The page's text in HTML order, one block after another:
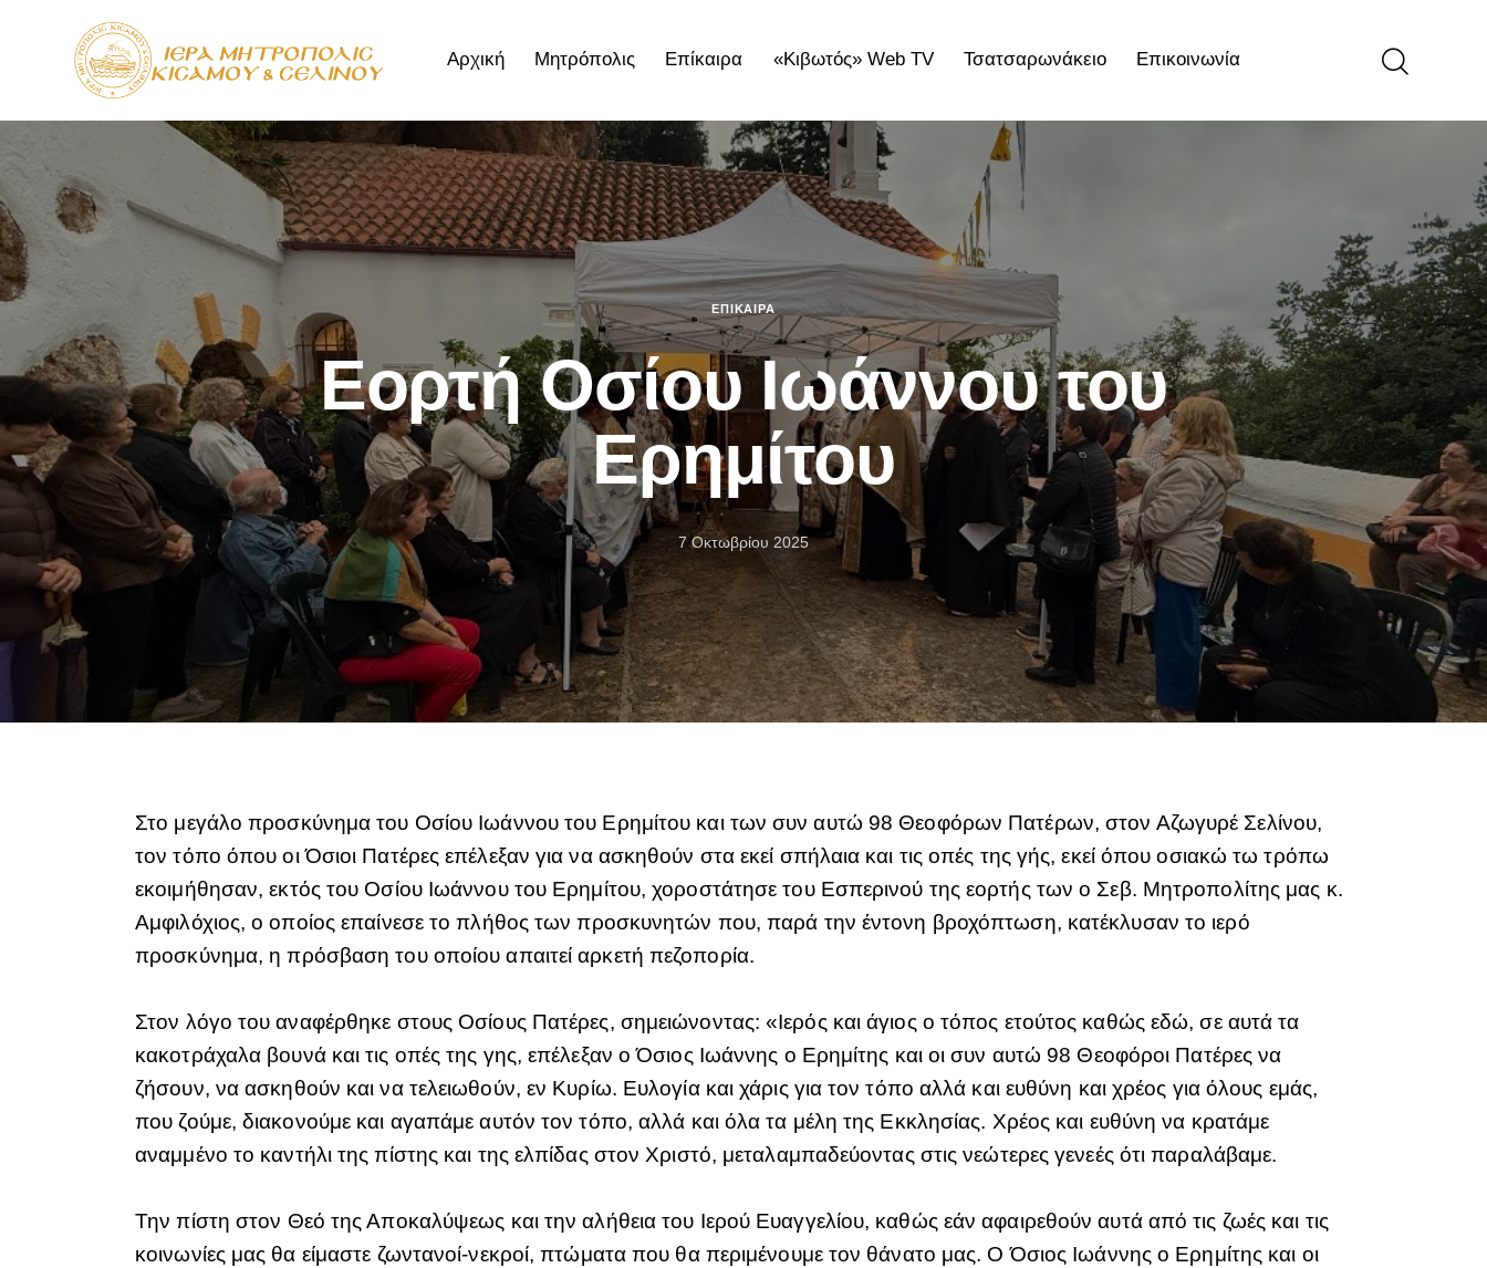
Αρχική Μητρόπολις Επίκαιρα «Κιβωτός» Web TV Τσατσαρωνάκειο Επικοινωνία
Αρχική Μητρόπολις Επίκαιρα «Κιβωτός» Web TV Τσατσαρωνάκειο
ΕΠΊΚΑΙΡΑ
Εορτή Οσίου Ιωάννου του
Ερημίτου
7 Οκτωβρίου 2025
Στο μεγάλο προσκύνημα του Οσίου Ιωάννου του Ερημίτου και των συν αυτώ 98 Θεοφόρων Πατέρων, στον Αζωγυρέ Σελίνου,
τον τόπο όπου οι Όσιοι Πατέρες επέλεξαν για να ασκηθούν στα εκεί σπήλαια και τις οπές της γής, εκεί όπου οσιακώ τω τρόπω
εκοιμήθησαν, εκτός του Οσίου Ιωάννου του Ερημίτου, χοροστάτησε του Εσπερινού της εορτής των ο Σεβ. Μητροπολίτης μας κ.
Αμφιλόχιος, ο οποίος επαίνεσε το πλήθος των προσκυνητών που, παρά την έντονη βροχόπτωση, κατέκλυσαν το ιερό
προσκύνημα, η πρόσβαση του οποίου απαιτεί αρκετή πεζοπορία.
Στον λόγο του αναφέρθηκε στους Οσίους Πατέρες, σημειώνοντας: «Ιερός και άγιος ο τόπος ετούτος καθώς εδώ, σε αυτά τα
κακοτράχαλα βουνά και τις οπές της γης, επέλεξαν ο Όσιος Ιωάννης ο Ερημίτης και οι συν αυτώ 98 Θεοφόροι Πατέρες να
ζήσουν, να ασκηθούν και να τελειωθούν, εν Κυρίω. Ευλογία και χάρις για τον τόπο αλλά και ευθύνη και χρέος για όλους εμάς,
που ζούμε, διακονούμε και αγαπάμε αυτόν τον τόπο, αλλά και όλα τα μέλη της Εκκλησίας. Χρέος και ευθύνη να κρατάμε
αναμμένο το καντήλι της πίστης και της ελπίδας στον Χριστό, μεταλαμπαδεύοντας στις νεώτερες γενεές ότι παραλάβαμε.
Την πίστη στον Θεό της Αποκαλύψεως και την αλήθεια του Ιερού Ευαγγελίου, καθώς εάν αφαιρεθούν αυτά από τις ζωές και τις
κοινωνίες μας θα είμαστε ζωντανοί-νεκροί, πτώματα που θα περιμένουμε τον θάνατο μας. Ο Όσιος Ιωάννης ο Ερημίτης και οι